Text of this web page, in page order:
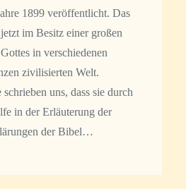
1899 veröffentlicht. Das
im Besitz einer großen
in verschiedenen
zivilisierten Welt.
uns, dass sie durch
in der Erläuterung der
der Bibel…